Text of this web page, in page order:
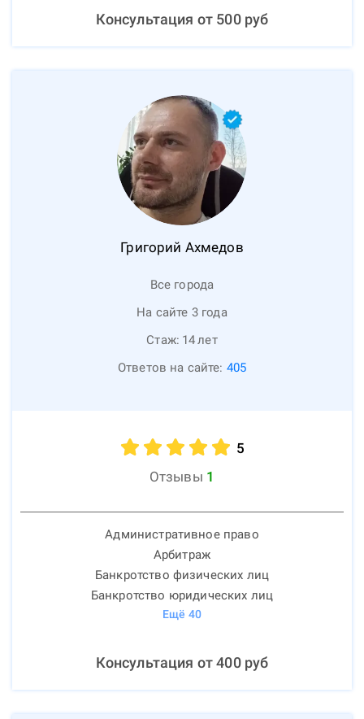
Консультация от 500руб
Григорий Ахмедов
Все города
На сайте 3 года
Стаж: 14лет
Ответов на сайте: 405
5
Отзывы 1
Административное право
Арбитраж
Банкротство физических лиц
Банкротство юридических лиц
Ещё 40
Консультация от400руб